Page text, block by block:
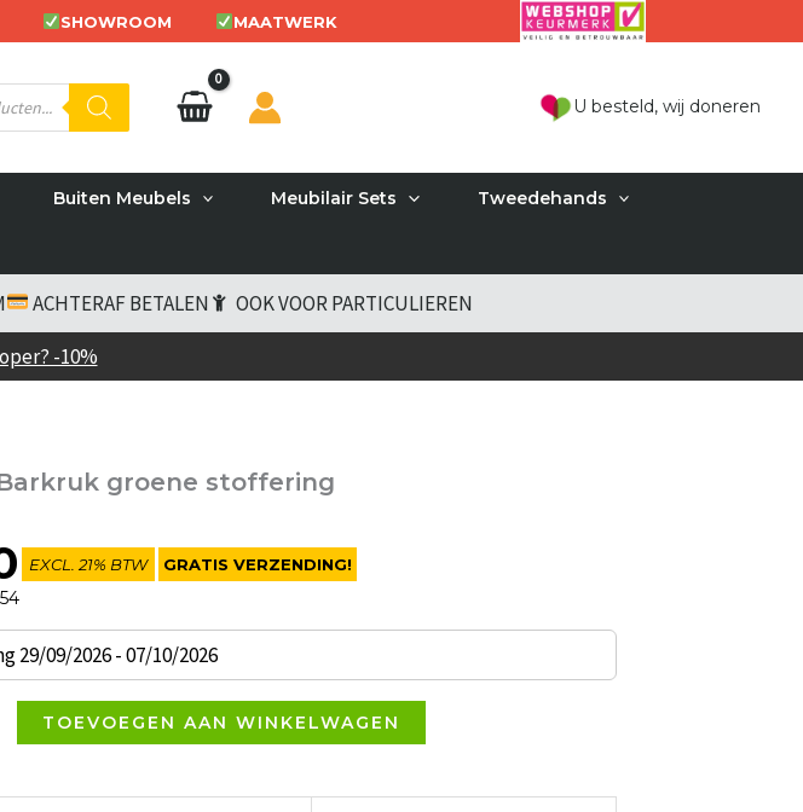
SHOWROOM MAATWERK
U besteld, wij doneren
Buiten Meubels Meubilair Sets Tweedehands
ACHTERAF BETALEN
OOK VOOR PARTICULIEREN
-10%
groene stoffering
EXCL. 21% BTW GRATIS VERZENDING!
29/09/2026 - 07/10/2026
TOEVOEGEN AAN WINKELWAGEN